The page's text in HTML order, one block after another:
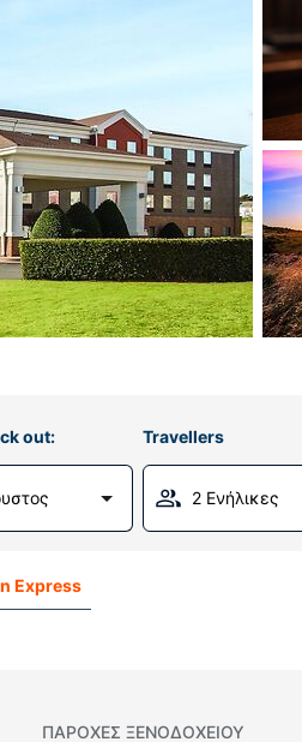
out: Travellers
2 Ενήλικες
Express
ΠΑΡΟΧΕΣ ΞΕΝΟΔΟΧΕΙΟΥ